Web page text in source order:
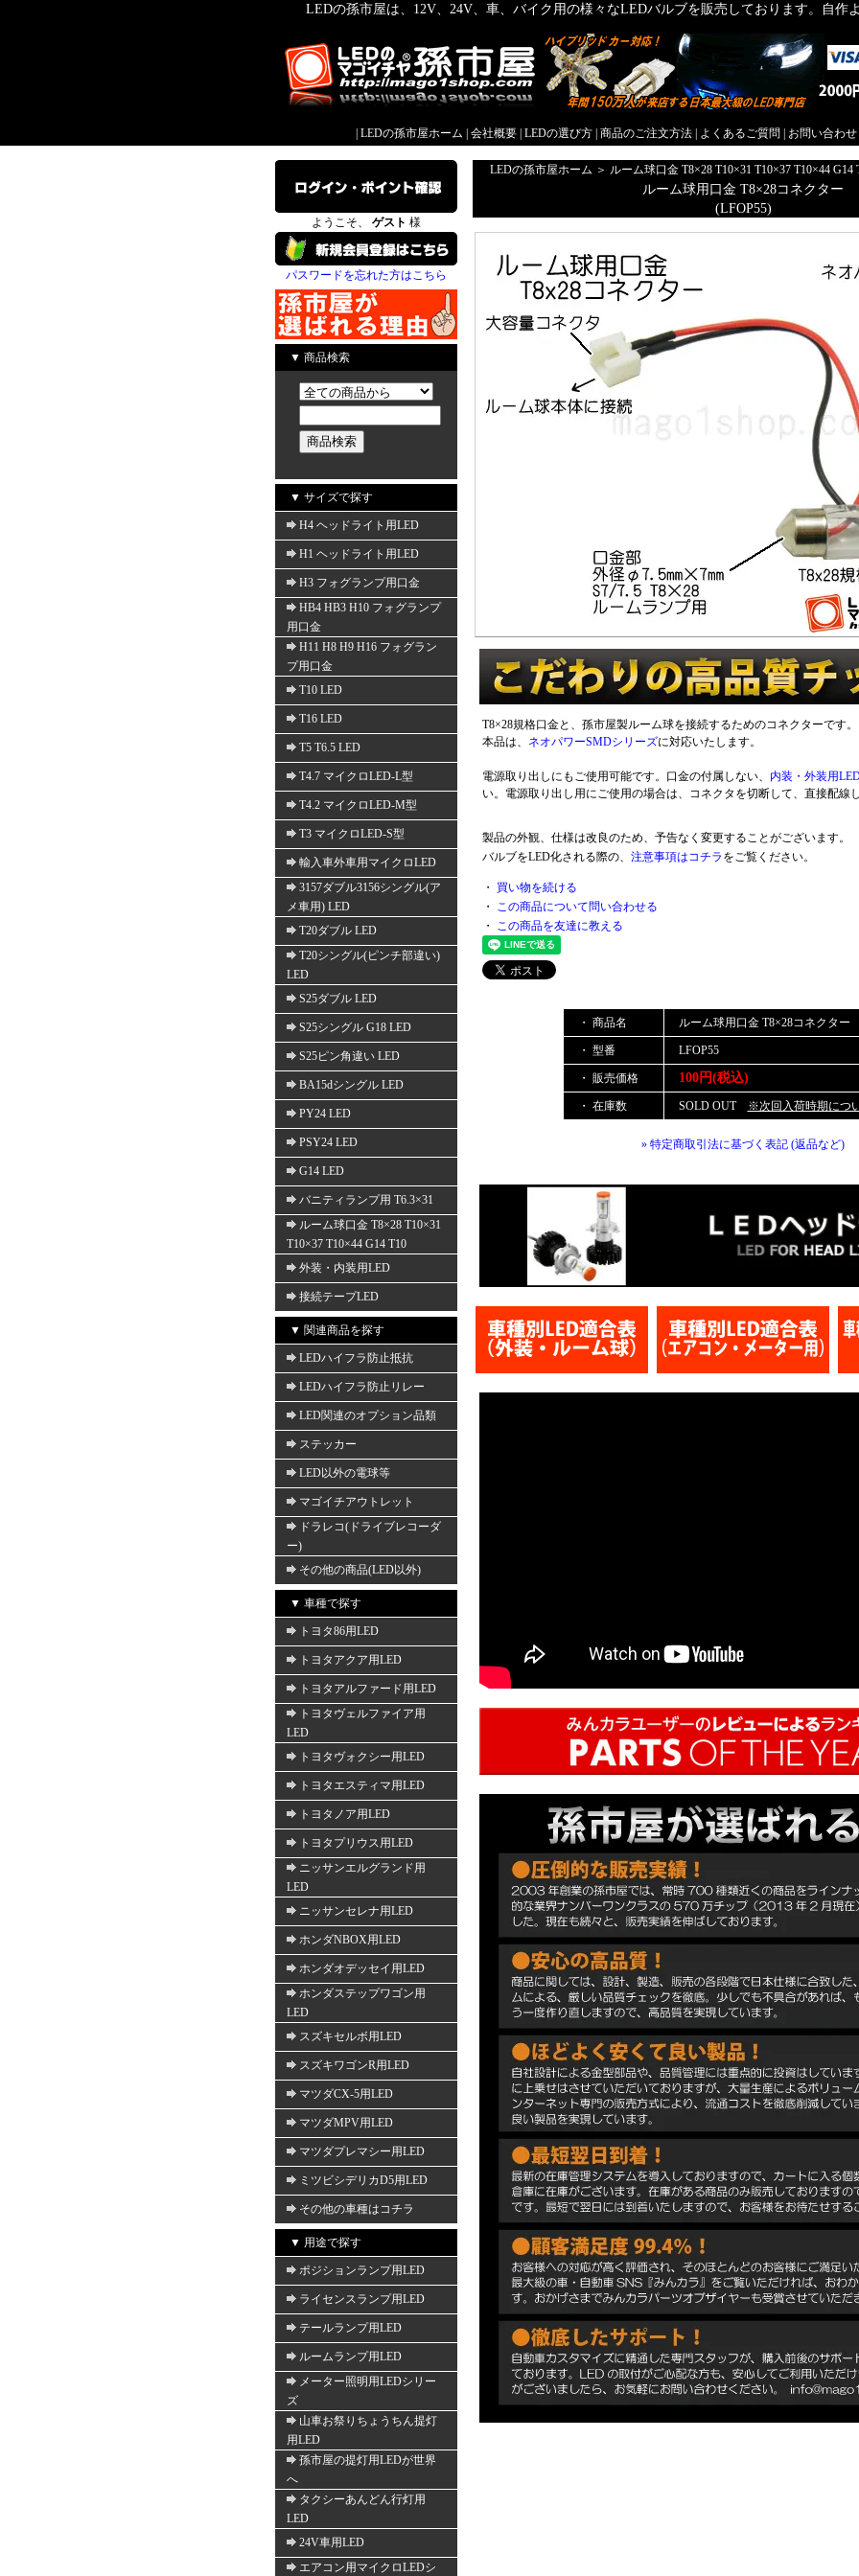
LEDの孫市屋は、12V、24V、車、バイク用の様々なLEDバルブを販売しております。自作
LEDの孫市屋ホーム 会社概要 LEDの選び方 商品のご注文方法 よくあるご質問 お問い合わせ
ようこそ、 ゲスト 様
パスワードを忘れた方はこちら
▼ 商品検索
▼ サイズで探す
H4 ヘッドライト用LED
H1 ヘッドライト用LED
H3 フォグランプ用口金
HB4 HB3 H10 フォグランプ
用口金
H11 H8 H9 H16 フォグラン
プ用口金
T10 LED
T16 LED
T5 T6.5 LED
T4.7 マイクロLED-L型
T4.2 マイクロLED-M型
T3 マイクロLED-S型
輸入車外車用マイクロLED
3157ダブル3156シングル(ア
メ車用) LED
T20ダブル LED
T20シングル(ピンチ部違い)
LED
S25ダブル LED
S25シングル G18 LED
S25ピン角違い LED
BA15dシングル LED
PY24 LED
PSY24 LED
G14 LED
バニティランプ用 T6.3×31
ルーム球口金 T8×28 T10×31
T10×37 T10×44 G14 T10
外装・内装用LED
接続テープLED
▼ 関連商品を探す
LEDハイフラ防止抵抗
LEDハイフラ防止リレー
LED関連のオプション品類
ステッカー
LED以外の電球等
マゴイチアウトレット
ドラレコ(ドライブレコーダ
ー)
その他の商品(LED以外)
▼ 車種で探す
トヨタ86用LED
トヨタアクア用LED
トヨタアルファード用LED
トヨタヴェルファイア用
LED
トヨタヴォクシー用LED
トヨタエスティマ用LED
トヨタノア用LED
トヨタプリウス用LED
ニッサンエルグランド用
LED
ニッサンセレナ用LED
ホンダNBOX用LED
ホンダオデッセイ用LED
ホンダステップワゴン用
LED
スズキセルボ用LED
スズキワゴンR用LED
マツダCX-5用LED
マツダMPV用LED
マツダプレマシー用LED
ミツビシデリカD5用LED
その他の車種はコチラ
▼ 用途で探す
ポジションランプ用LED
ライセンスランプ用LED
テールランプ用LED
ルームランプ用LED
メーター照明用LEDシリー
ズ
山車お祭りちょうちん提灯
用LED
孫市屋の提灯用LEDが世界
へ
タクシーあんどん行灯用
LED
24V車用LED
エアコン用マイクロLEDシ
LEDの孫市屋ホーム ＞ ルーム球口金 T8×28 T10×31 T10×37 T10×44 G14
ルーム球用口金 T8×28コネクター
(LFOP55)
T8×28規格口金と、孫市屋製ルーム球を接続するためのコネクターです。
本品は、 ネオパワーSMDシリーズに対応いたします。
電源取り出しにもご使用可能です。口金の付属しない、 内装・外装用
い。電源取り出し用にご使用の場合は、コネクタを切断して、直接配線
製品の外観、仕様は改良のため、予告なく変更することがございます。
バルブをLED化される際の、 注意事項はコチラ をご覧ください。
・ 買い物を続ける
・ この商品について問い合わせる
・ この商品を友達に教える
・ 商品名 ルーム球用口金 T8×28コネクター
・ 型番 LFOP55
・ 販売価格 100円(税込)
・ 在庫数 SOLD OUT ※次回入荷時期につ
» 特定商取引法に基づく表記 (返品など)